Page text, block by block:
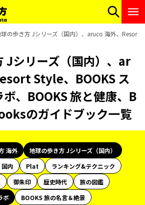
の歩き方 Jシリーズ（国内）、aruco 海外、Resort
Jシリーズ（国内）、ar
Style、BOOKS ス
、BOOKS 旅と健康、B
のガイドブック一覧
海外
地球の歩き方 Jシリーズ（国内）
内 Plat
ランキング&テクニック
御朱印 歴史時代
旅の図鑑
ボ
BOOKS 旅の名言＆絶景